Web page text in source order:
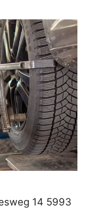
14 5993